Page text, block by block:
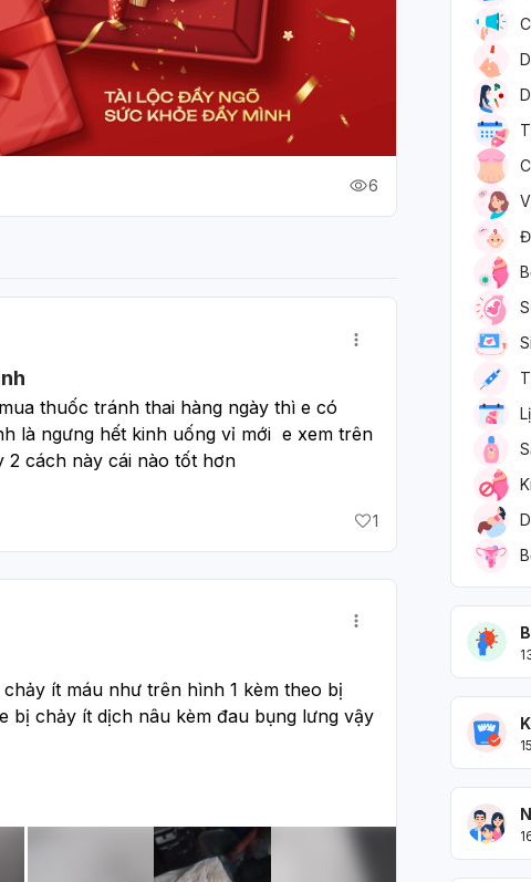
6
thuốc tránh thai hàng ngày thì e có
là ngưng hết kinh uống vỉ mới  e xem trên
2 cách này cái nào tốt hơn
1
ít máu như trên hình 1 kèm theo bị
bị chảy ít dịch nâu kèm đau bụng lưng vậy
15